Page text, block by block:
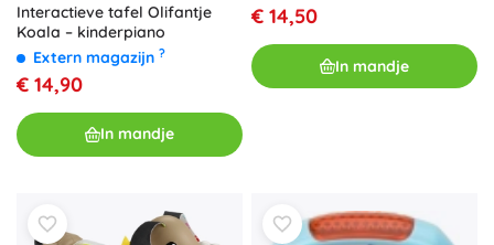
Interactieve tafel Olifantje
Koala – kinderpiano
Extern magazijn ?
€ 14,90
In mandje
€ 14,50
In mandje